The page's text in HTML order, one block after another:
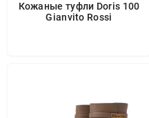
Кожаные туфли Doris 100
Gianvito Rossi